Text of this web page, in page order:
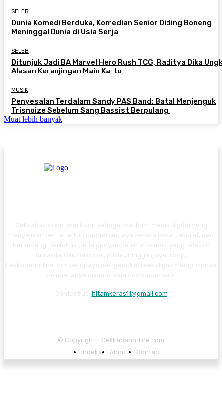
SELEB
Dunia Komedi Berduka, Komedian Senior Diding Boneng
Meninggal Dunia di Usia Senja
SELEB
Ditunjuk Jadi BA Marvel Hero Rush TCG, Raditya Dika
Alasan Keranjingan Main Kartu
MUSIK
Penyesalan Terdalam Sandy PAS Band: Batal Menjenguk
Trisnoize Sebelum Sang Bassist Berpulang ​
Muat lebih banyak
hitamkeras11@gmail.com
© Copyright - Cekkabaronline.com
Indeks
About Contact